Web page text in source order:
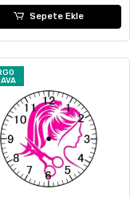
Sepete Ekle